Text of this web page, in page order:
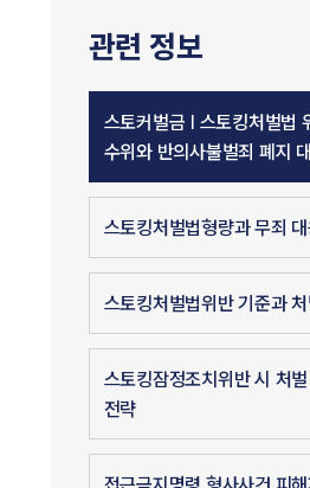
관련 정보
스토커벌금 | 스토킹처벌법
수위와 반의사불벌죄 폐지
스토킹처벌법형량과 무죄
스토킹처벌법위반 기준과
스토킹잠정조치위반 시 처
전략